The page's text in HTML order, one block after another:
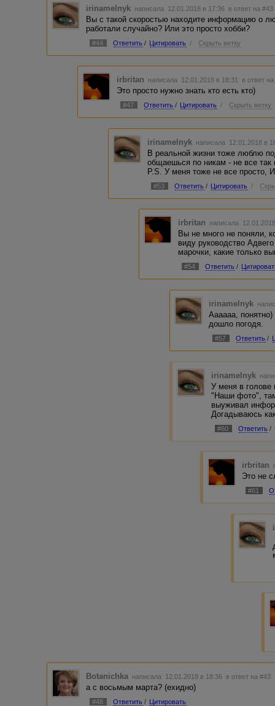
irinamelnyk написала 12.01.2018 в 17:36 в ответ на #43
Вы с такой скоростью находите информацию о
работали случайно? Или это просто хобби?
#44 Ответить / Цитировать / Скрыть ветку
irbritan написала 12.01.2018 в 18:31 в ответ
Это просто нужно знать кто есть кто)
#47 Ответить / Цитировать / Скрыть ветку
irinamelnyk написала 12.01.2018 в
В реальной жизни тоже люблю
общаешься по никам - не все так
P.S. У меня тоже не все просто,
#53 Ответить / Цитировать /
irbritan написала
Вы не много не поняли,
виду руководство
марочки, какие только
#54 Ответить /
irinamelnyk
Аааааа,
дошло погодя.
#57 Ответить /
irinamelnyk
У меня в голове
"Наши фото",
выуживал
Догадываюсь
#60 Ответить /
irbritan
Это не
#61
Botanichka написала 12.01.2018 в 18:36 в ответ на #43
а с восьмым марта? (ехидно)
#48 Ответить / Цитировать